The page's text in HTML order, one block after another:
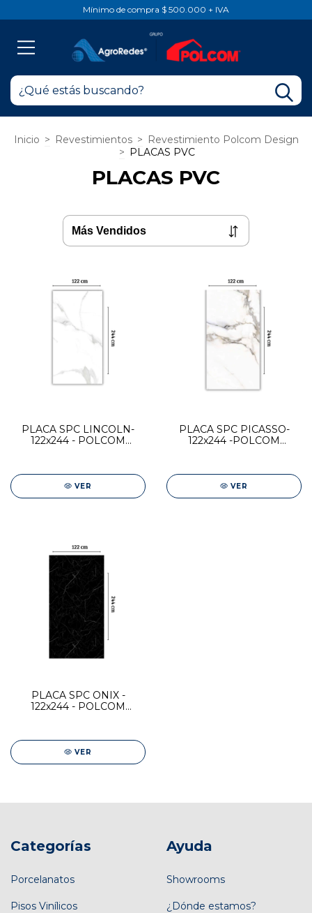
Mínimo de compra $ 500.000 + IVA
Inicio > Revestimientos > Revestimiento Polcom Design
> PLACAS PVC
PLACAS PVC
PLACA SPC LINCOLN-
122x244 - POLCOM
VER
PLACA SPC PICASSO-
122x244 -POLCOM
VER
PLACA SPC ONIX -
122x244 - POLCOM
VER
Categorías
Porcelanatos
Pisos Vinílicos
Ayuda
Showrooms
¿Dónde estamos?